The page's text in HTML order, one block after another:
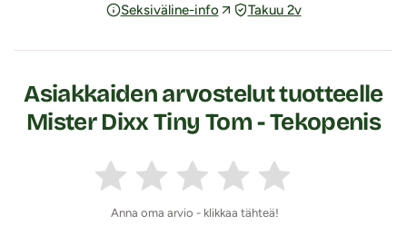
turvallinen kaveri myös peppuleikkeihin.
Seisokki on jämäkkä, mutta varsi taipuisa ja tuntuma
herkullisen pehmeä.
Tekopenistä voi halutessaan lämmittää hetken veden alla
Tekopenis on varustettu pitävällä imukupilla
Tämä tekopenis on varustettu vahvalla imukupilla, jonka
Seksiväline-info Takuu 2v
Asiakkaiden arvostelut tuotteelle
Mister Dixx Tiny Tom - Tekopenis
Anna oma arvio - klikkaa tähteä!